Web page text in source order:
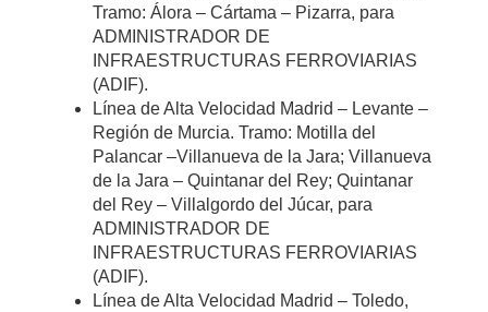
Tramo: Álora – Cártama – Pizarra, para
ADMINISTRADOR DE
INFRAESTRUCTURAS FERROVIARIAS
(ADIF).
Línea de Alta Velocidad Madrid – Levante –
Región de Murcia. Tramo: Motilla del
Palancar –Villanueva de la Jara; Villanueva
de la Jara – Quintanar del Rey; Quintanar
del Rey – Villalgordo del Júcar, para
ADMINISTRADOR DE
INFRAESTRUCTURAS FERROVIARIAS
(ADIF).
Línea de Alta Velocidad Madrid – Toledo,